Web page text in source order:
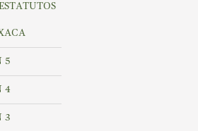
5
4
3